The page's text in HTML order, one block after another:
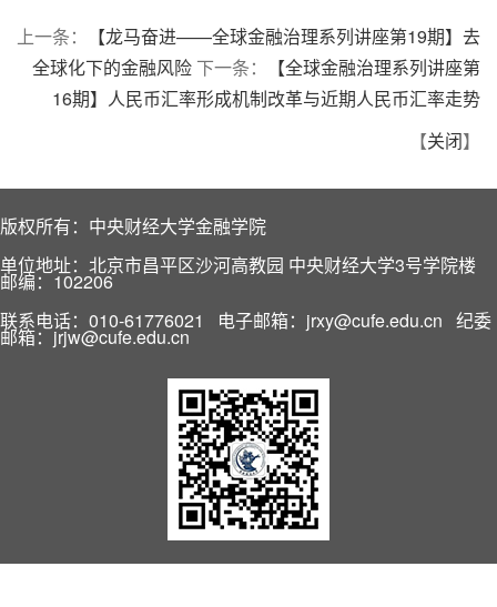
上一条：
【龙马奋进——全球金融治理系列讲座第19期】去
全球化下的金融风险 下一条：
【全球金融治理系列讲座第
16期】人民币汇率形成机制改革与近期人民币汇率走势
【关闭】
版权所有：中央财经大学金融学院
单位地址：北京市昌平区沙河高教园 中央财经大学3号学院楼
邮编：102206
联系电话：010-61776021 电子邮箱：jrxy@cufe.edu.cn 纪委
邮箱：jrjw@cufe.edu.cn